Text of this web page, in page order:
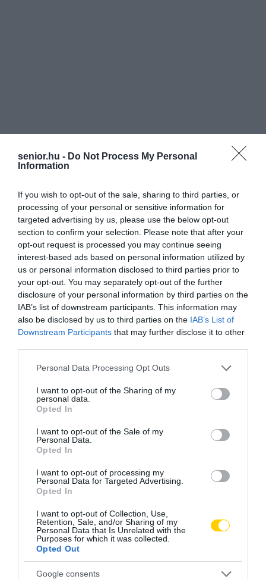
senior.hu - Do Not Process My Personal
Information
If you wish to opt-out of the sale, sharing to third parties, or
processing of your personal or sensitive information for
targeted advertising by us, please use the below opt-out
section to confirm your selection. Please note that after your
opt-out request is processed you may continue seeing
interest-based ads based on personal information utilized by
us or personal information disclosed to third parties prior to
your opt-out. You may separately opt-out of the further
disclosure of your personal information by third parties on the
IAB’s list of downstream participants. This information may
also be disclosed by us to third parties on the IAB’s List of
Downstream Participants that may further disclose it to other
Please note that this website/app uses one or more Google
not limited to your visit or usage behaviour. You may click to
grant or deny consent to Google and its third-party tags to
use your data for below specified purposes in below Google
consent section.
Personal Data Processing Opt Outs
I want to opt-out of the Sharing of my
personal data.
Opted In
I want to opt-out of the Sale of my
Personal Data.
Opted In
I want to opt-out of processing my
Personal Data for Targeted Advertising.
Opted In
I want to opt-out of Collection, Use,
Retention, Sale, and/or Sharing of my
Personal Data that Is Unrelated with the
Purposes for which it was collected.
Opted Out
Google consents